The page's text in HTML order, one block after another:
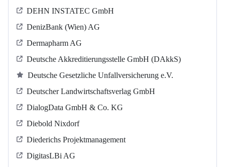
DEHN INSTATEC GmbH
DenizBank (Wien) AG
Dermapharm AG
Deutsche Akkreditierungsstelle GmbH (DAkkS)
Deutsche Gesetzliche Unfallversicherung e.V.
Deutscher Landwirtschaftsverlag GmbH
DialogData GmbH & Co. KG
Diebold Nixdorf
Diederichs Projektmanagement
DigitasLBi AG